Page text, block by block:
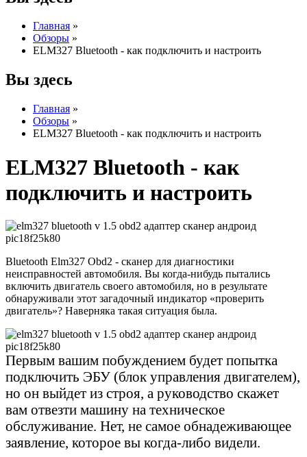
Главная »
Обзоры »
ELM327 Bluetooth - как подключить и настроить
Вы здесь
Главная »
Обзоры »
ELM327 Bluetooth - как подключить и настроить
ELM327 Bluetooth - как
подключить и настроить
Bluetooth Elm327 Obd2 - сканер для диагностики
неисправностей автомобиля. Вы когда-нибудь пытались
включить двигатель своего автомобиля, но в результате
обнаруживали этот загадочный индикатор «проверить
двигатель»? Наверняка такая ситуация была.
Первым вашим побуждением будет попытка
подключить ЭБУ (блок управления двигателем),
но он выйдет из строя, а руководство скажет
вам отвезти машину на техническое
обслуживание. Нет, не самое обнадеживающее
заявление, которое вы когда-либо видели.